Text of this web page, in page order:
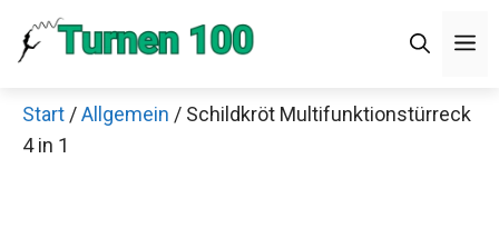
Inhalt
Start /Allgemein / Schildkröt Multifunktionstürreck
4 in 1